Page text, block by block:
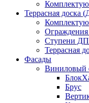
Террасная доска
Ступени
Террасная
Фасады
Виниловый
Брус